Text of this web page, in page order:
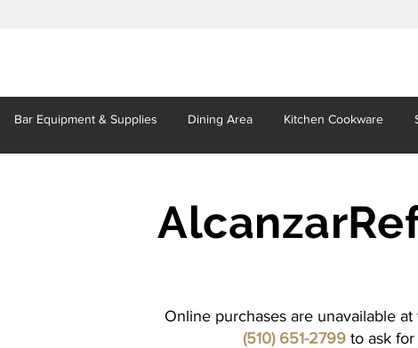
Bar Equipment & Supplies Dining Area Kitchen Cookware
Alcanzar
Online purchases are unavailable
(510) 651-2799to ask for